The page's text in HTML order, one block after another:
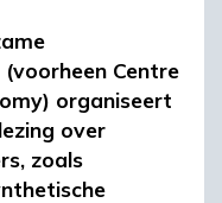
Centre
organiseert
over
zoals